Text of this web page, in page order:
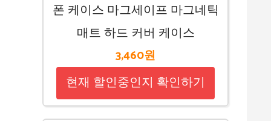
폰 케이스 마그세이프 마그네틱
매트 하드 커버 케이스
3,460원
현재 할인중인지 확인하기